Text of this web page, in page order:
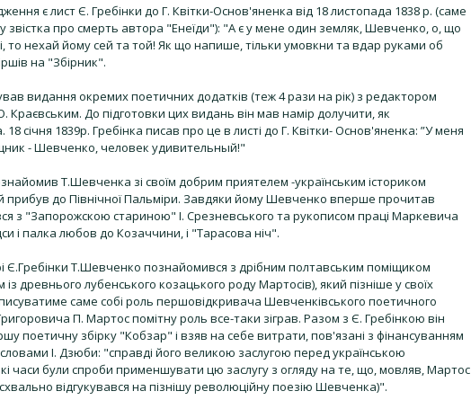
є лист Є. Гребінки до Г. Квітки-Основ'яненка від 18 листопада 1838 р. (саме
звістка про смерть автора "Енеїди"): "А є у мене один земляк, Шевченко, о, що
то нехай йому сей та той! Як що напише, тільки умовкни та вдар руками об
на "Збірник".
видання окремих поетичних додатків (теж 4 рази на рік) з редактором
До підготовки цих видань він мав намір долучити, як
18 січня 1839р. Гребінка писав про це в листі до Г. Квітки- Основ'яненка: ”У меня
- Шевченко, человек удивительный!"
Т.Шевченка зі своїм добрим приятелем -українським істориком
до Північної Пальміри. Завдяки йому Шевченко вперше прочитав
з "Запорожскою стариною" І. Срезневського та рукописом праці Маркевича
і палка любов до Козаччини, і "Тарасова ніч".
Є.Гребінки Т.Шевченко познайомився з дрібним полтавським поміщиком
древнього лубенського козацького роду Мартосів), який пізніше у своїх
саме собі роль першовідкривача Шевченківського поетичного
П. Мартос помітну роль все-таки зіграв. Разом з Є. Гребінкою він
поетичну збірку "Кобзар" і взяв на себе витрати, пов'язані з фінансуванням
І. Дзюби: "справді його великою заслугою перед українською
часи були спроби применшувати цю заслугу з огляду на те, що, мовляв, Мартос
відгукувався на пізнішу революційну поезію Шевченка)".